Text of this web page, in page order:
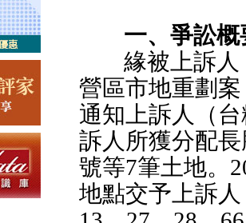
一、爭訟概
緣被上訴
營區市地重劃
通知上訴人（
訴人所獲分配長
號等7筆土地。
地點交予上訴